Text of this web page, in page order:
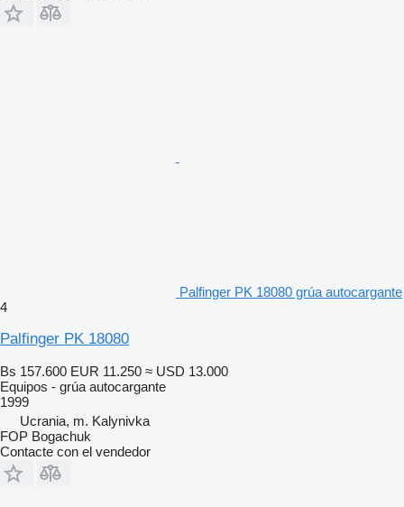
Palfinger PK 18080 grúa autocargante
4
Palfinger PK 18080
Bs 157.600 EUR 11.250 ≈ USD 13.000
Equipos - grúa autocargante
1999
Ucrania, m. Kalynivka
FOP Bogachuk
Contacte con el vendedor